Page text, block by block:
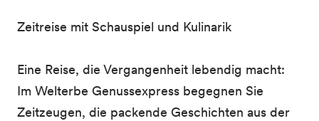
Zeitreise mit Schauspiel und Kulinarik
Eine Reise, die Vergangenheit lebendig macht:
Im Welterbe Genussexpress begegnen Sie
Zeitzeugen, die packende Geschichten aus der